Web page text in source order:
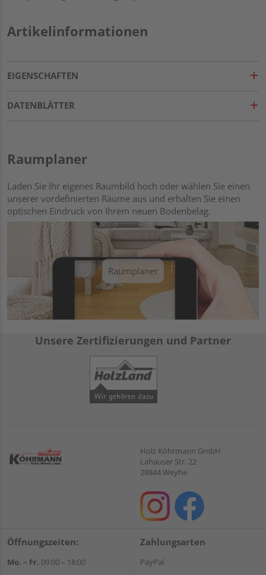
Artikelinformationen
EIGENSCHAFTEN
DATENBLÄTTER
Raumplaner
Laden Sie Ihr eigenes Raumbild hoch oder wählen Sie einen
unserer vordefinierten Räume aus und erhalten Sie einen
optischen Eindruck von Ihrem neuen Bodenbelag.
Raumplaner
Unsere Zertifizierungen und Partner
Holz Köhrmann GmbH
Lahauser Str. 22
28844 Weyhe
Öffnungszeiten:
Mo. – Fr. 09:00 – 18:00
Zahlungsarten
PayPal